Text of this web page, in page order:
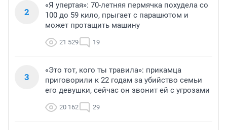
2
«Я упертая»: 70-летняя пермячка похудела со
100 до 59 кило, прыгает с парашютом и
может протащить машину
21 529 19
3
«Это тот, кого ты травила»: прикамца
приговорили к 22 годам за убийство семьи
его девушки, сейчас он звонит ей с угрозами
20 162 29